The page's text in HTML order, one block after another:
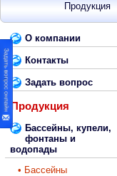
Продукция
О компании
Контакты
Задать вопрос
Продукция
Бассейны, купели,
фонтаны и
водопады
• Бассейны